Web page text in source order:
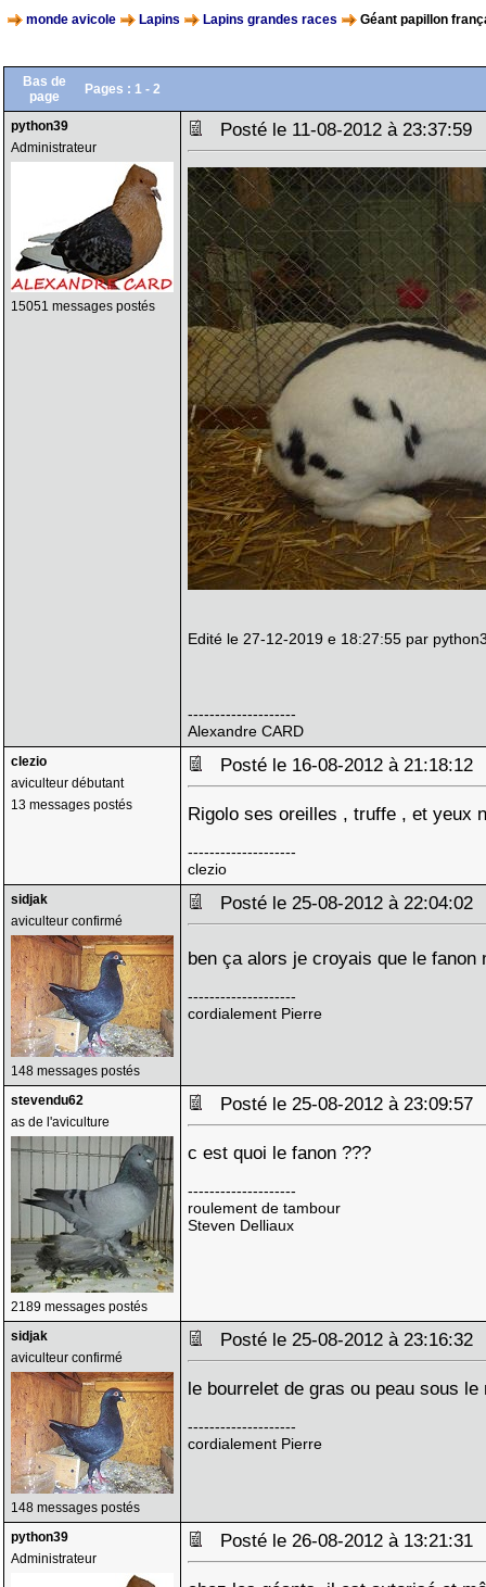
monde avicole Lapins Lapins grandes races Géant papillon
Bas de
page
Pages : 1 - 2
python39
Administrateur
15051 messages postés
Posté le 11-08-2012 à
Edité le 27-12-2019 e 18:27:55 par
--------------------
Alexandre CARD
clezio
aviculteur débutant
13 messages postés
Posté le 16-08-2012 à
Rigolo ses oreilles , truffe , et yeux
--------------------
clezio
sidjak
aviculteur confirmé
148 messages postés
Posté le 25-08-2012 à
ben ça alors je croyais que le fanon
--------------------
cordialement Pierre
stevendu62
as de l'aviculture
2189 messages postés
Posté le 25-08-2012 à
c est quoi le fanon ???
--------------------
roulement de tambour
Steven Delliaux
sidjak
aviculteur confirmé
148 messages postés
Posté le 25-08-2012 à
le bourrelet de gras ou peau sous
--------------------
cordialement Pierre
python39
Administrateur
Posté le 26-08-2012 à